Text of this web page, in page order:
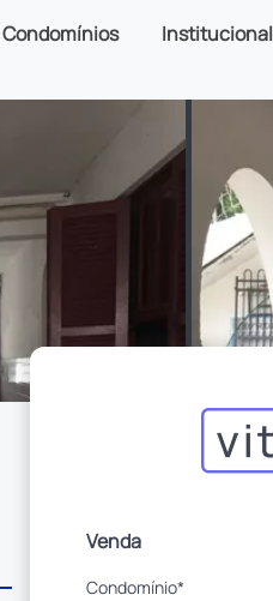
Condomínios Institucional
Venda
Condomínio*